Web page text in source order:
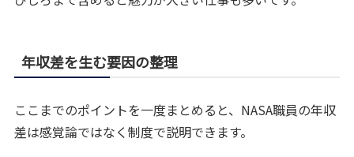
年収差を生む要因の整理
ここまでのポイントを一度まとめると、NASA職員の年収
差は感覚論ではなく制度で説明できます。